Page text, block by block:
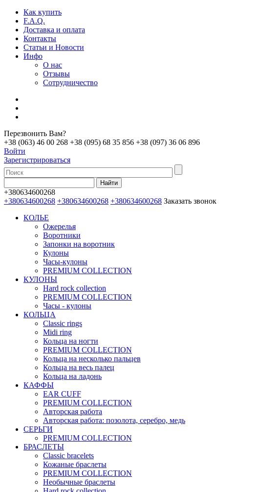
Как купить
F.A.Q.
Доставка и оплата
Контакты
Статьи и Новости
Инфо
О нас
Отзывы
Сотрудничество
Перезвонить Вам?
+38 (063) 46 00 268 +38 (095) 68 35 856 +38 (097) 36 06 896
Войти
Зарегистрироваться
+380634600268
+380634600268 +380634600268 +380634600268 Заказать звонок
КОЛЬЕ
Ожерелья
Воротники
Запонки на воротник
Кулоны
Часы-кулоны
PREMIUM COLLECTION
КУЛОНЫ
Hard rock collection
PREMIUM COLLECTION
Часы - кулоны
КОЛЬЦА
Classic rings
Midi ring
Кольца на ногти
PREMIUM COLLECTION
Кольца на несколько пальцев
Кольца на весь палец
Кольца на ладонь
КАФФЫ
EAR CUFF
PREMIUM COLLECTION
Авторская работа
Авторская работа: позолота, серебро, медь
СЕРЬГИ
PREMIUM COLLECTION
БРАСЛЕТЫ
Classic bracelets
Кожаные браслеты
PREMIUM COLLECTION
Необычные браслеты